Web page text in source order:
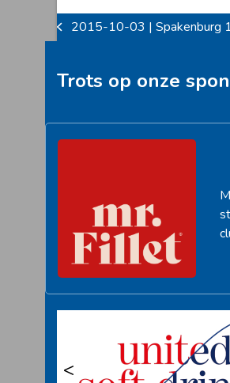
previous
2015-10-03 | Spakenburg
Trots op onze
<